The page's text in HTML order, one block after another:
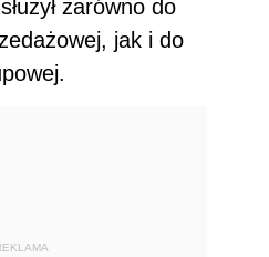
zarówno do
jak i do